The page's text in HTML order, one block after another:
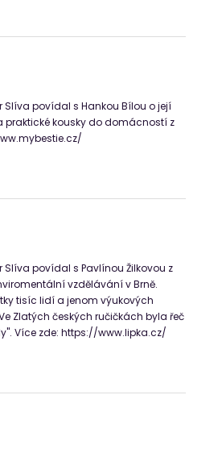
Slíva povídal s Hankou Bílou o její
praktické kousky do domácností z
povídal s Pavlínou Žilkovou z
vzdělávání v Brně.
tisíc lidí a jenom výukových
Zlatých českých ručičkách byla řeč
Více zde: https://www.lipka.cz/